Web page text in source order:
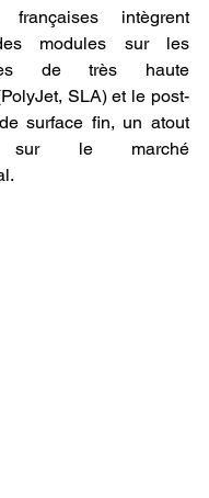
françaises intègrent
modules sur les
de très haute
SLA) et le post-
surface fin, un atout
sur le marché